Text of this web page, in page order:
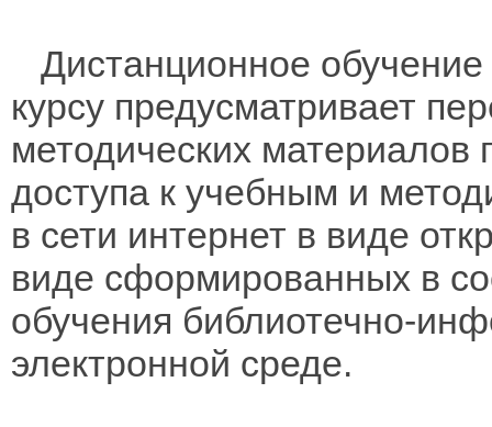
Дистанционное
курсу предусматривает
методических материалов
доступа к учебным и
в сети интернет в виде
виде сформированных в
обучения библиотечно-
электронной среде.